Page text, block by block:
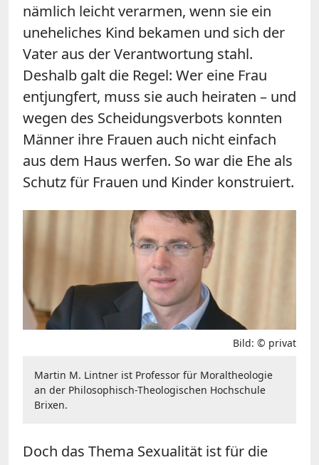
nämlich leicht verarmen, wenn sie ein
uneheliches Kind bekamen und sich der
Vater aus der Verantwortung stahl.
Deshalb galt die Regel: Wer eine Frau
entjungfert, muss sie auch heiraten – und
wegen des Scheidungsverbots konnten
Männer ihre Frauen auch nicht einfach
aus dem Haus werfen. So war die Ehe als
Schutz für Frauen und Kinder konstruiert.
Bild: © privat
Martin M. Lintner ist Professor für Moraltheologie
an der Philosophisch-Theologischen Hochschule
Brixen.
Doch das Thema Sexualität ist für die